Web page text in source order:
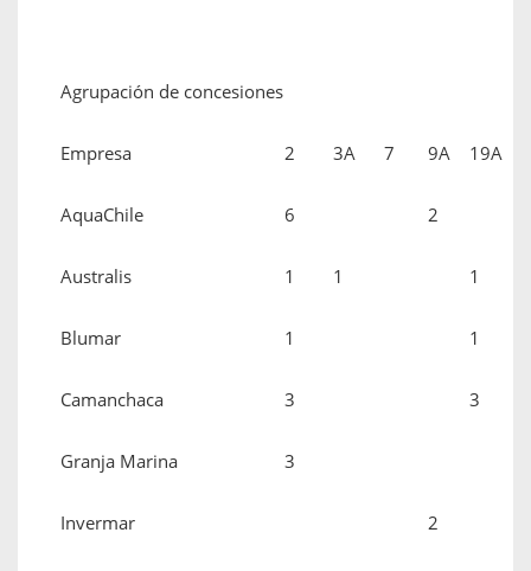
Agrupación de concesiones
Empresa 2 3A 7 9A 19A
AquaChile 6 2
Australis 1 1 1
Blumar 1 1
Camanchaca 3 3
Granja Marina 3
Invermar 2